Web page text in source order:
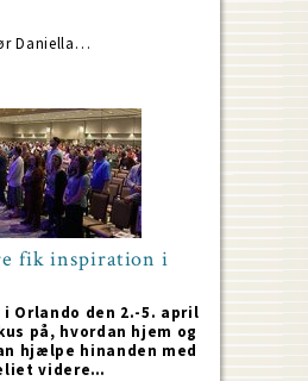
Daniella…
fik inspiration i
i Orlando den 2.-5. april
på, hvordan hjem og
hjælpe hinanden med
videre…